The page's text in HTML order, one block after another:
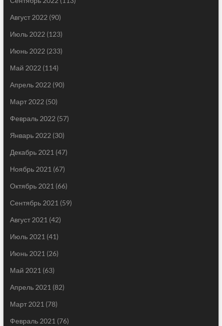
Август 2022 (90)
Июль 2022 (123)
Июнь 2022 (233)
Май 2022 (114)
Апрель 2022 (90)
Март 2022 (50)
Февраль 2022 (57)
Январь 2022 (30)
Декабрь 2021 (47)
Ноябрь 2021 (67)
Октябрь 2021 (66)
Сентябрь 2021 (59)
Август 2021 (42)
Июль 2021 (41)
Июнь 2021 (26)
Май 2021 (63)
Апрель 2021 (82)
Март 2021 (78)
Февраль 2021 (76)